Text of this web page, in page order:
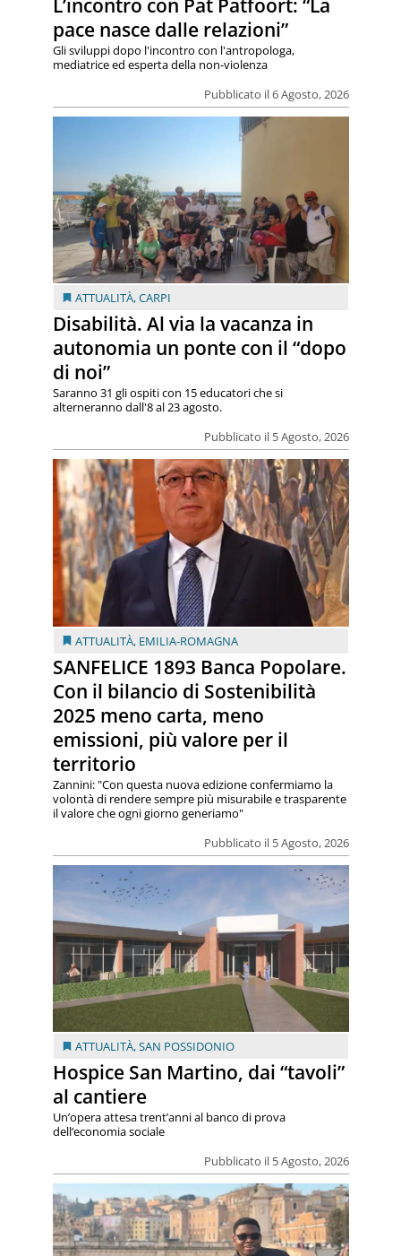
L’incontro con Pat Patfoort: “La
pace nasce dalle relazioni”
Pubblicato il 6 Agosto, 2026
Gli sviluppi dopo l'incontro con l'antropologa,
mediatrice ed esperta della non-violenza
ATTUALITÀ,CARPI
Disabilità. Al via la vacanza in
autonomia un ponte con il “dopo
di noi”
Pubblicato il 5 Agosto, 2026
Saranno 31 gli ospiti con 15 educatori che si
alterneranno dall'8 al 23 agosto.
ATTUALITÀ, EMILIA-ROMAGNA
SANFELICE 1893 Banca Popolare.
Con il bilancio di Sostenibilità
2025 meno carta, meno
emissioni, più valore per il
territorio
Pubblicato il 5 Agosto, 2026
Zannini: "Con questa nuova edizione confermiamo la
volontà di rendere sempre più misurabile e trasparente
il valore che ogni giorno generiamo"
ATTUALITÀ,SAN POSSIDONIO
Hospice San Martino, dai “tavoli”
al cantiere
Pubblicato il 5 Agosto, 2026
Un’opera attesa trent’anni al banco di prova
dell’economia sociale